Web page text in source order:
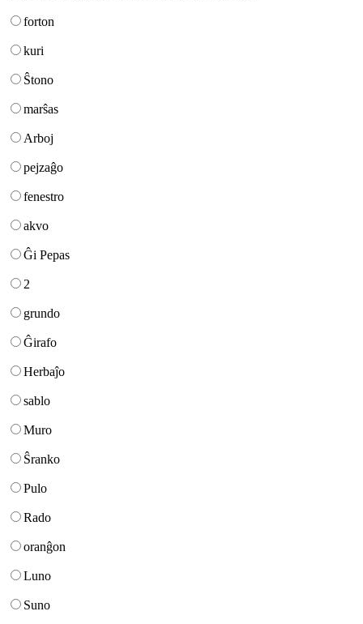
forton
kuri
Ŝtono
marŝas
Arboj
pejzaĝo
fenestro
akvo
Ĝi Pepas
2
grundo
Ĝirafo
Herbaĵo
sablo
Muro
Ŝranko
Pulo
Rado
oranĝon
Luno
Suno